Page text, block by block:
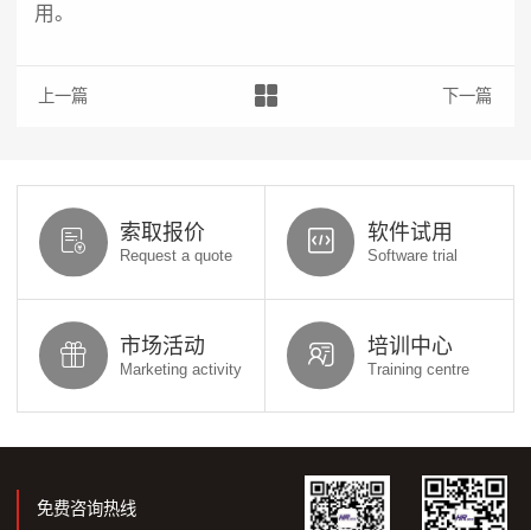
用。
上一篇：操作 | 借助流体分析计算风阻系数 下一篇：
索取报价
Request a quote
软件试用
Software trial
市场活动
Marketing activity
培训中心
Training centre
免费咨询热线